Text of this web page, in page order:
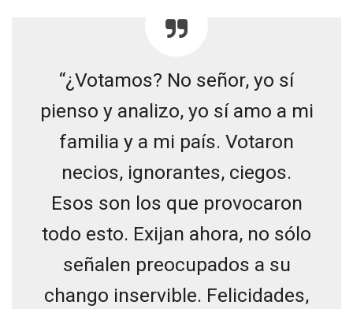
“¿Votamos? No señor, yo sí
pienso y analizo, yo sí amo a mi
familia y a mi país. Votaron
necios, ignorantes, ciegos.
Esos son los que provocaron
todo esto. Exijan ahora, no sólo
señalen preocupados a su
chango inservible. Felicidades,